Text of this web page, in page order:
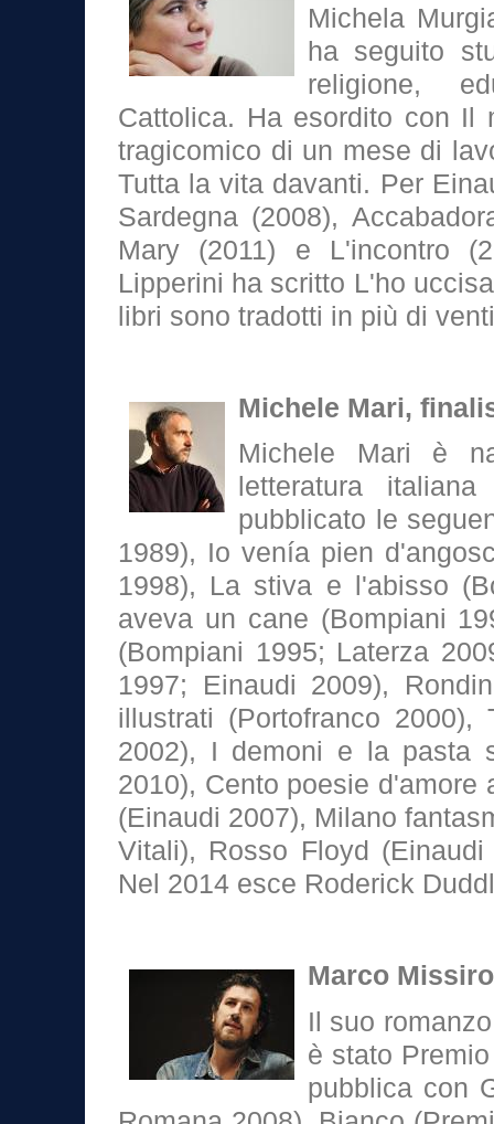
Michela
ha seguito
religione,
Cattolica. Ha esordito con Il
tragicomico di un mese di
Tutta la vita davanti. Per
Sardegna (2008),
Mary (2011) e L'incontro
Lipperini ha scritto L'ho
libri sono tradotti in più di
Michele Mari,
Michele Mari è
letteratura
pubblicato le
1989), Io venía pien
1998), La stiva e l'abisso
aveva un cane (Bompiani
(Bompiani 1995; Laterza
1997; Einaudi 2009),
illustrati (Portofranco
2002), I demoni e la pasta
2010), Cento poesie d'amore
(Einaudi 2007), Milano
Vitali), Rosso Floyd
Nel 2014 esce Roderick
Marco
Il suo
è stato
pubblica con